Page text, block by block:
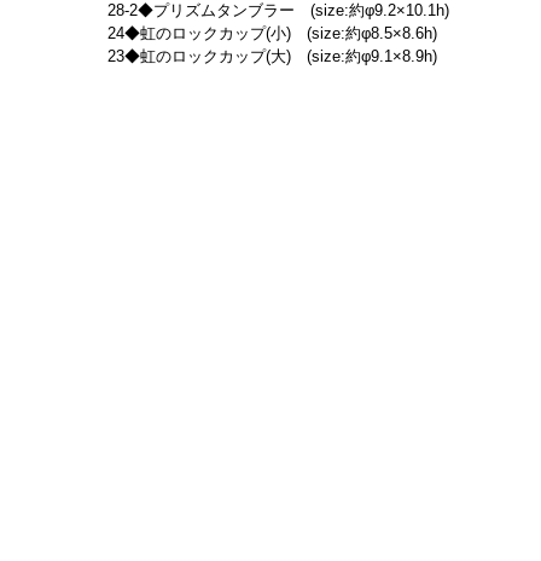
28-2◆プリズムタンブラー　(size:約φ9.2×10.1h)
24◆虹のロックカップ(小)　(size:約φ8.5×8.6h)
23◆虹のロックカップ(大)　(size:約φ9.1×8.9h)